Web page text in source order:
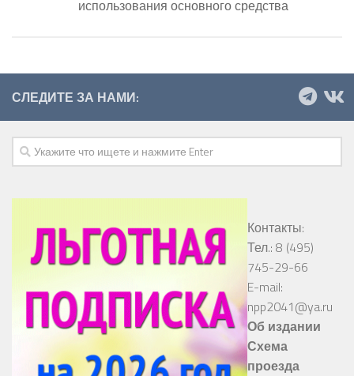
использования основного средства
СЛЕДИТЕ ЗА НАМИ:
Контакты:
Тел.: 8 (495)
745-29-66
E-mail:
npp2041@ya.ru
Об издании
Схема
проезда